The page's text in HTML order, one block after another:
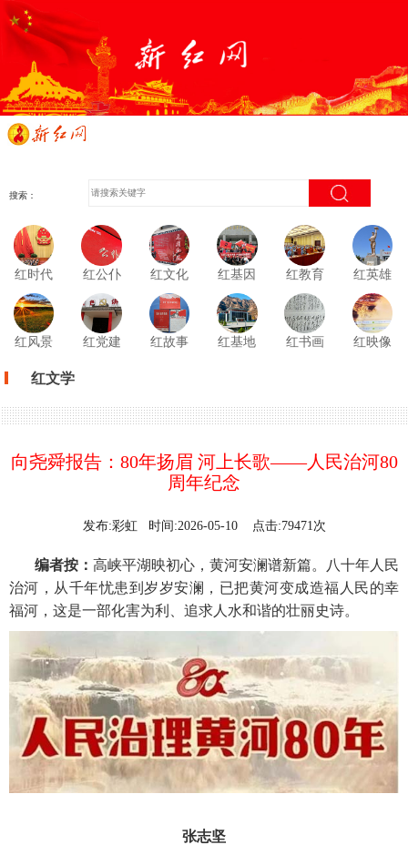
搜索：
红时代 红公仆 红文化 红基因 红教育 红英雄
红风景 红党建 红故事 红基地 红书画 红映像
红文学
向尧舜报告：80年扬眉 河上长歌——人民治河80
周年纪念
发布:彩虹 时间:2026-05-10 点击:79471次
编者按： 高峡平湖映初心，黄河安澜谱新篇。八十年人民
治河，从千年忧患到岁岁安澜，已把黄河变成造福人民的幸
福河，这是一部化害为利、追求人水和谐的壮丽史诗。
张志坚